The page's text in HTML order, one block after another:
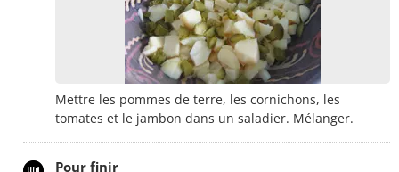
Mettre les pommes de terre, les cornichons, les
tomates et le jambon dans un saladier. Mélanger.
Pour finir